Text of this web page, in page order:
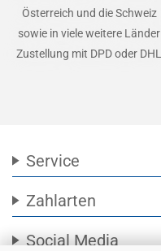
Österreich und die Schweiz
sowie in viele weitere Länder
Zustellung mit DPD oder DHL
Service
Zahlarten
Social Media